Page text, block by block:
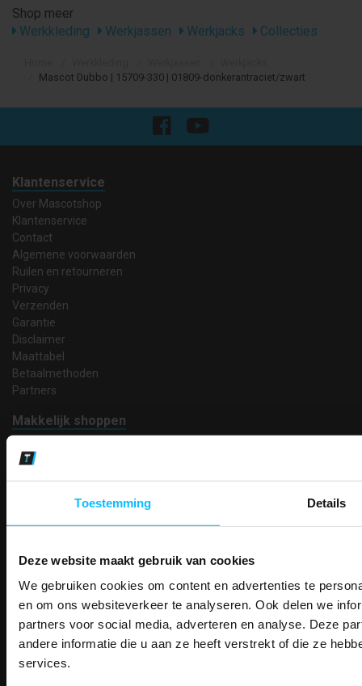
Toestemming Details
Deze website maakt gebruik van cookies
We gebruiken cookies om content en advertenties te
en om ons websiteverkeer te analyseren. Ook delen we
partners voor social media, adverteren en analyse. Deze
andere informatie die u aan ze heeft verstrekt of die ze
services.
Shop meer
Werkkleding
Werkjassen Werkjacks Collecties
Mascot Dubbo | 15709-330 | 01809-donkerantraciet/zwart
Klantenservice
Over Mascotshop
Klantenservice
Contact
Algemene voorwaarden
Ruilen en retourneren
Privacy
Verzenden
Garantie
Disclaimer
Maattabel
Betaalmethoden
Partners
Makkelijk shoppen
Bedruk- en borduurservice
Betaalwijze
Inschrijven
Contact
TEACO VOF
ONTVANG
KORTING OP
PAK